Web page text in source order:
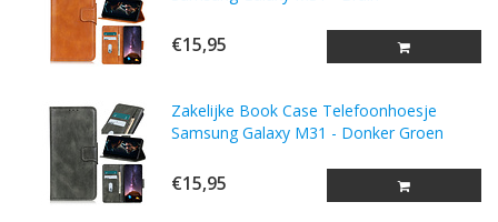
€15,95
Zakelijke Book Case Telefoonhoesje
Samsung Galaxy M31 - Donker Groen
€15,95